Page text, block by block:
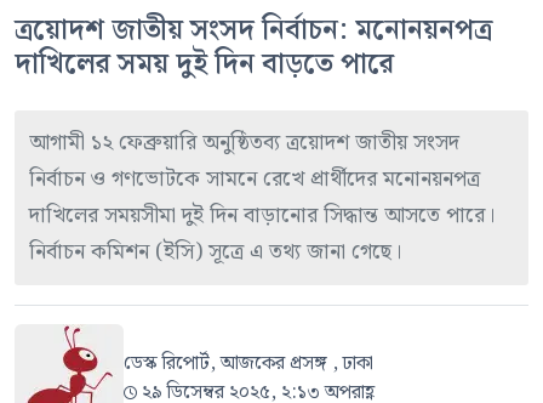
ত্রয়োদশ জাতীয় সংসদ নির্বাচন: মনোনয়নপত্র
দাখিলের সময় দুই দিন বাড়তে পারে
আগামী ১২ ফেব্রুয়ারি অনুষ্ঠিতব্য ত্রয়োদশ জাতীয় সংসদ
নির্বাচন ও গণভোটকে সামনে রেখে প্রার্থীদের মনোনয়নপত্র
দাখিলের সময়সীমা দুই দিন বাড়ানোর সিদ্ধান্ত আসতে পারে।
নির্বাচন কমিশন (ইসি) সূত্রে এ তথ্য জানা গেছে।
ডেস্ক রিপোর্ট, আজকের প্রসঙ্গ , ঢাকা
২৯ ডিসেম্বর ২০২৫, ২:১৩ অপরাহ্ণ